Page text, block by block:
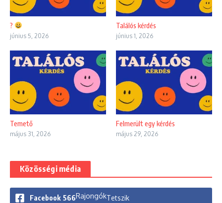
?
június 5, 2026
Találós kérdés
június 1, 2026
Temető
május 31, 2026
Felmerült egy kérdés
május 29, 2026
Közösségi média
Facebook 566RajongókTetszik